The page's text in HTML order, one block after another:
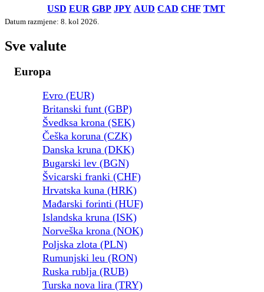
USD EUR GBP JPY AUD CAD CHF TMT
Datum razmjene: 8. kol 2026.
Sve valute
Europa
Evro (EUR)
Britanski funt (GBP)
Švedksa krona (SEK)
Češka koruna (CZK)
Danska kruna (DKK)
Bugarski lev (BGN)
Švicarski franki (CHF)
Hrvatska kuna (HRK)
Mađarski forinti (HUF)
Islandska kruna (ISK)
Norveška krona (NOK)
Poljska zlota (PLN)
Rumunjski leu (RON)
Ruska rublja (RUB)
Turska nova lira (TRY)